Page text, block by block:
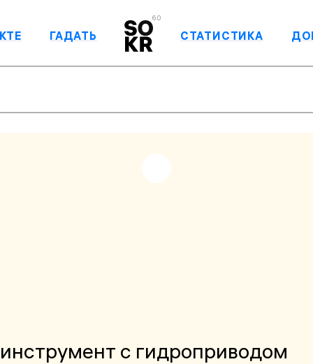
6.0
ГАДАТЬ СТАТИСТИКА
с гидроприводом